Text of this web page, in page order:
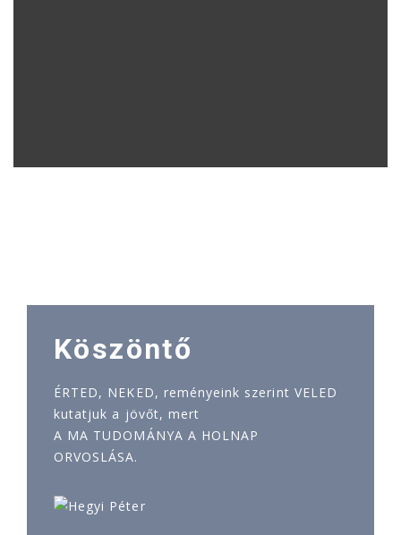
Köszöntő
ÉRTED, NEKED, reményeink szerint VELED
kutatjuk a jövőt, mert
A MA TUDOMÁNYA A HOLNAP
ORVOSLÁSA.